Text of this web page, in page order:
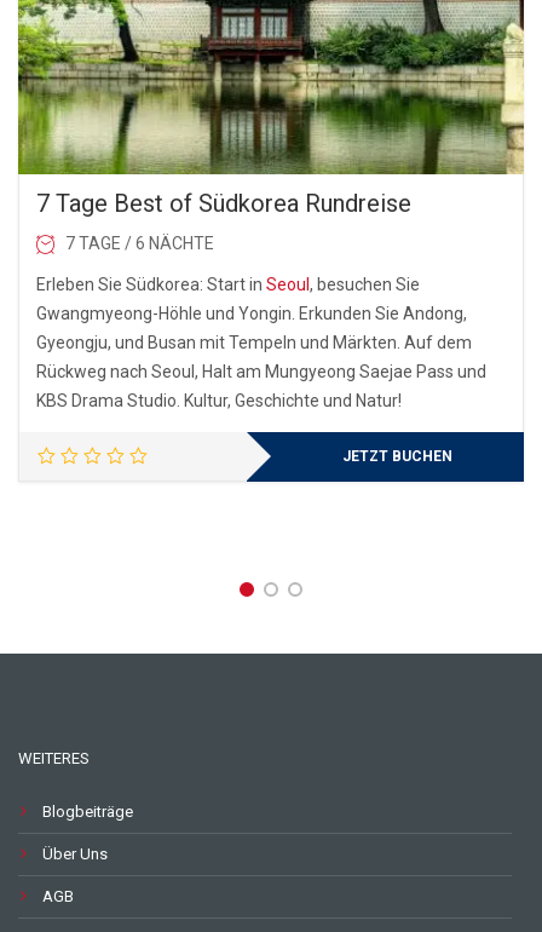
7 Tage Best of Südkorea Rundreise
7 TAGE / 6 NÄCHTE
Erleben Sie Südkorea: Start in Seoul , besuchen Sie
Gwangmyeong-Höhle und Yongin. Erkunden Sie Andong,
Gyeongju, und Busan mit Tempeln und Märkten. Auf dem
Rückweg nach Seoul, Halt am Mungyeong Saejae Pass und
KBS Drama Studio. Kultur, Geschichte und Natur!
JETZT BUCHEN
WEITERES
Blogbeiträge
Über Uns
AGB